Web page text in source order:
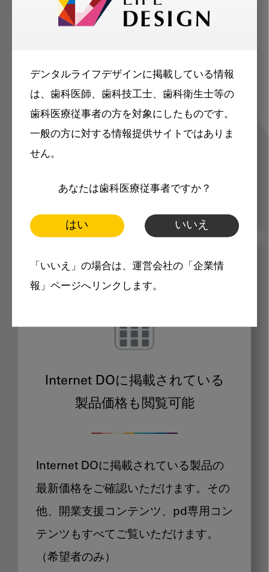
デンタルライフデザインに掲載している情報
は、歯科医師、歯科技工士、歯科衛生士等の
歯科医療従事者の方を対象にしたものです。
一般の方に対する情報提供サイトではありま
せん。
あなたは歯科医療従事者ですか？
はい いいえ
「いいえ」の場合は、運営会社の「企業情
報」ページへリンクします。
歯科に関するお役立ち情報を
ご登録いただいた職種（歯科医師、歯
科衛生士、歯科技工士）に合わせた内
容のメールマガジンをお届けします。
メリット
Internet DOに掲載されている
製品価格も閲覧可能
Internet DOに掲載されている製品の
最新価格をご確認いただけます。その
他、開業支援コンテンツ、pd専用コン
テンツもすべてご覧いただけます。
（希望者のみ）